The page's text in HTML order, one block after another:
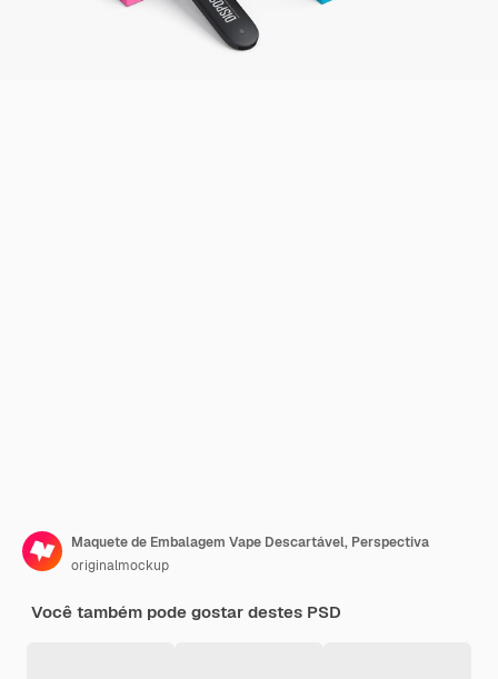
Maquete de Embalagem Vape Descartável, Perspectiva
originalmockup
Você também pode gostar destes PSD